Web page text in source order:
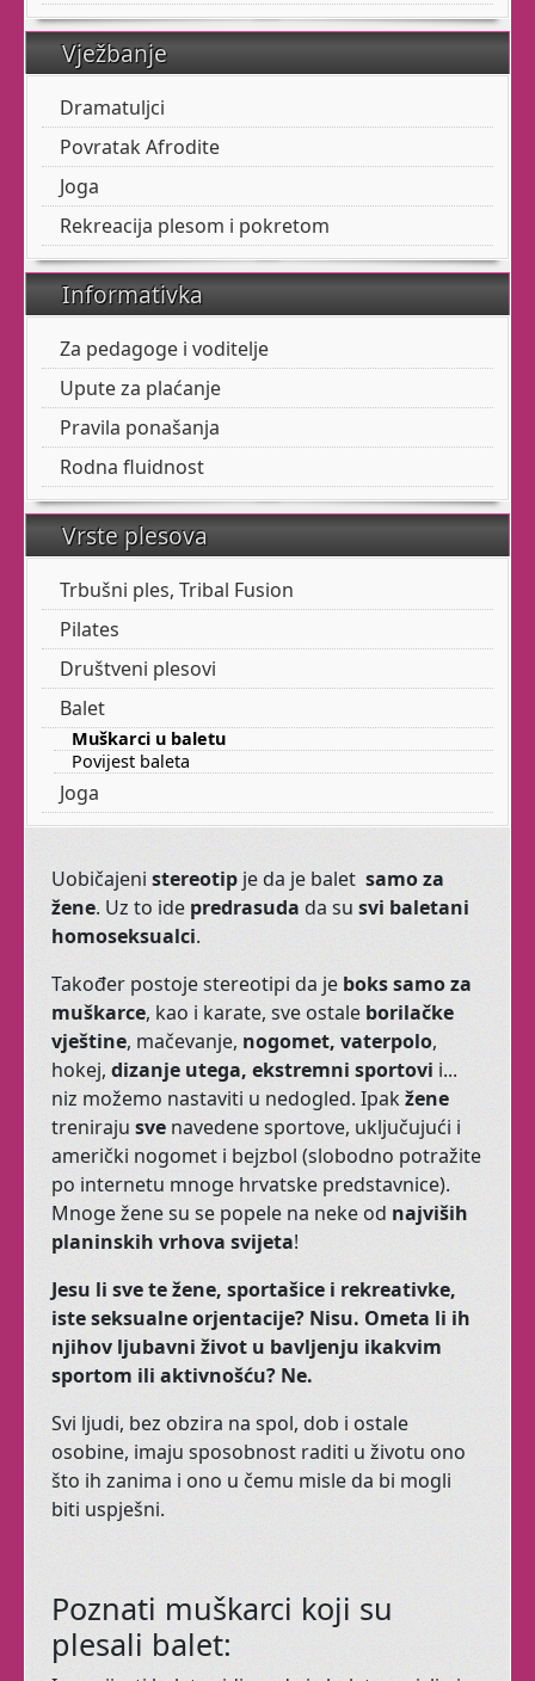
Razibajte svoje zglobove
torzo fleksibilnim.
Masirajte svoju utrobu
Baletza odrasle
Da, za Vas! Baš Vas!
Stari ste? Zahrđali?
Bolesni? Trapavi? Imate
niski, u prolazu, stranac
...
Da, baš za Vas s užitkom
vodimo baletni class.
Akovamovitermini
nikakoneodgovaraju ,
javitenammailom
termine koji bivam
odgovarali.Akose
sakupi dovoljno
polaznika,otvoritćemoi
tajtermin
Osim dobrog fizičkog
poput
nesanice astme
Vježbanje
Dramatuljci
Povratak Afrodite
Joga
Rekreacija plesom i pokretom
Informativka
Za pedagoge i voditelje
Upute za plaćanje
Pravila ponašanja
Rodna fluidnost
Vrste plesova
Trbušni ples, Tribal Fusion
Pilates
Društveni plesovi
Balet
Muškarci u baletu
Povijest baleta
Joga
Uobičajeni stereotip je da je balet samo za
žene. Uz to ide predrasuda da su svi baletani
homoseksualci.
Također postoje stereotipi da je boks samo za
muškarce, kao i karate, sve ostale borilačke
vještine, mačevanje, nogomet, vaterpolo,
hokej, dizanje utega, ekstremni sportovi i...
niz možemo nastaviti u nedogled. Ipakžene
treniraju sve navedene sportove, uključujući i
američki nogomet i bejzbol (slobodno potražite
po internetu mnoge hrvatske predstavnice).
Mnoge žene su se popele na neke od najviših
planinskih vrhova svijeta!
Jesu li sve te žene, sportašice i rekreativke,
iste seksualne orjentacije? Nisu. Ometa li ih
njihov ljubavni život u bavljenju ikakvim
sportom ili aktivnošću? Ne.
Svi ljudi, bez obzira na spol, dob i ostale
osobine, imaju sposobnost raditi u životu ono
što ih zanima i ono u čemu misle da bi mogli
biti uspješni.
Poznati muškarci koji su
plesali balet: